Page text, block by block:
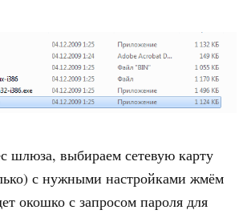
шлюза, выбираем сетевую карту
с нужными настройками жмём
окошко с запросом пароля для